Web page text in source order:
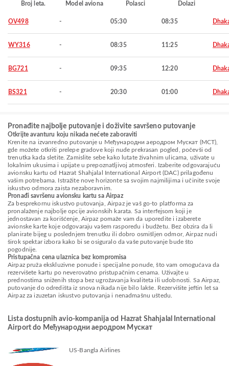
Broj leta. Model aviona Polasci Dolazi
OV498 - 05:30 08:35
WY316 - 08:35 11:25
BG721 - 09:35 12:20
BS321 - 20:30 01:00
Pronađite najbolje putovanje i doživite savršeno putovanje
Otkrijte avanturu koju nikada nećete zaboraviti
Krenite na izvanredno putovanje u Међународни аеродром Мускат (MCT),
gde možete otkriti prelepe gradove koji nude prekrasan pogled, počevši od
trenutka kada sletite. Zamislite sebe kako lutate živahnim ulicama, uživate u
lokalnim ukusima i upijate u prepoznatljivoj atmosferi. Izaberite odgovarajuću
avionsku kartu od Hazrat Shahjalal International Airport (DAC) prilagođenu
vašim potrebama. Istražite nove horizonte sa svojim najmilijima i učinite svoje
iskustvo odmora zaista nezaboravnim.
Pronađi savršenu avionsku kartu sa Airpaz
Za besprekornu iskustvo putovanja, Airpaz je vaš go-to platforma za
pronalaženje najbolje opcije avionskih karata. Sa interfejsom koji je
jednostavan za korišćenje, Airpaz pomaže vam da uporedite i izaberete
avionske karte koje odgovaraju vašem rasporedu i budžetu. Bez obzira da li
planirate bijeg u poslednjem trenutku ili dobro osmišljen odmor, Airpaz nudi
širok spektar izbora kako bi se osiguralo da vaše putovanje bude što
pogodnije.
Pristupačna cena ulaznica bez kompromisa
Airpaz pruža ekskluzivne ponude i specijalne ponude, što vam omogućava da
rezervišete kartu po neverovatno pristupačnim cenama. Uživajte u
prednostima sniženih stopa bez ugrožavanja kvaliteta ili udobnosti. Sa Airpaz,
putovanje do odredišta iz snova nikada nije bilo lakše. Rezervišite jeftin let sa
Airpaz za izuzetan iskustvo putovanja i nenadmašnu uštedu.
Lista dostupnih avio-kompanija od Hazrat Shahjalal International
Airport do Међународни аеродром Мускат
US-Bangla Airlines